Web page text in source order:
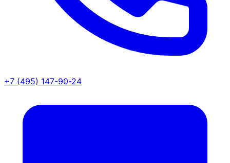
+7 (495) 147-90-24